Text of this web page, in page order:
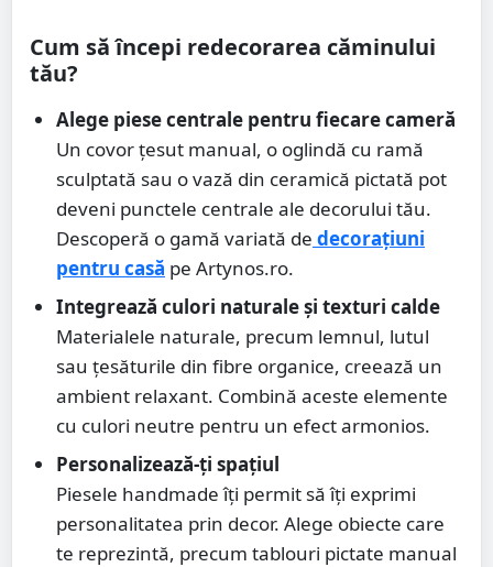
Cum să începi redecorarea căminului
tău?
Alege piese centrale pentru fiecare cameră
Un covor țesut manual, o oglindă cu ramă
sculptată sau o vază din ceramică pictată pot
deveni punctele centrale ale decorului tău.
Descoperă o gamă variată de decorațiuni
pentru casă pe Artynos.ro.
Integrează culori naturale și texturi calde
Materialele naturale, precum lemnul, lutul
sau țesăturile din fibre organice, creează un
ambient relaxant. Combină aceste elemente
cu culori neutre pentru un efect armonios.
Personalizează-ți spațiul
Piesele handmade îți permit să îți exprimi
personalitatea prin decor. Alege obiecte care
te reprezintă, precum tablouri pictate manual